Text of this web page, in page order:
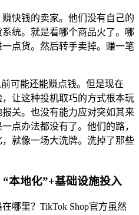
快钱的卖家。他们没有自己的
统。就是看哪个商品火了。哪
点货。然后转手卖掉。赚一笔
可能还能赚点钱。但是现在
让这种投机取巧的方式根本玩
关。也没有能力应对突如其来
点办法都没有了。他们的路，
就像一场大洗牌。洗掉了那些
本地化”+基础设施投入
哪里？TikTok Shop官方虽然